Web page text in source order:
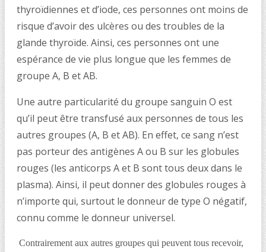
thyroïdiennes et d’iode, ces personnes ont moins de
risque d’avoir des ulcères ou des troubles de la
glande thyroïde. Ainsi, ces personnes ont une
espérance de vie plus longue que les femmes de
groupe A, B et AB.
Une autre particularité du groupe sanguin O est
qu’il peut être transfusé aux personnes de tous les
autres groupes (A, B et AB). En effet, ce sang n’est
pas porteur des antigènes A ou B sur les globules
rouges (les anticorps A et B sont tous deux dans le
plasma). Ainsi, il peut donner des globules rouges à
n’importe qui, surtout le donneur de type O négatif,
connu comme le donneur universel.
Contrairement aux autres groupes qui peuvent tous recevoir,